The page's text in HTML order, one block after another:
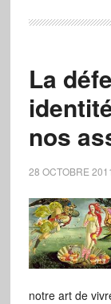
La
nos
28 OCTOBRE 2011
notre art de